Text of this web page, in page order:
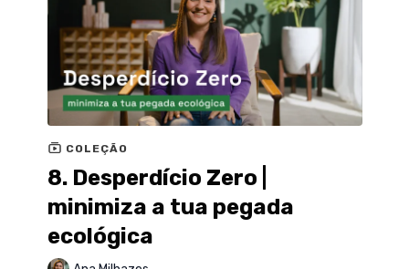
COLEÇÃO
8. Desperdício Zero |
minimiza a tua pegada
ecológica